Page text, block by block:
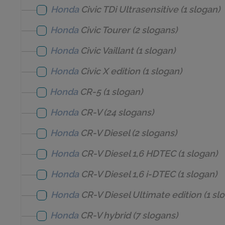
Honda Civic TDi Ultrasensitive(1 slogan)
Honda Civic Tourer(2 slogans)
Honda Civic Vaillant(1 slogan)
Honda Civic X edition (1 slogan)
Honda CR-5(1 slogan)
Honda CR-V(24 slogans)
Honda CR-V Diesel(2 slogans)
Honda CR-V Diesel 1,6 HDTEC(1 slogan)
Honda CR-V Diesel 1,6 i-DTEC(1 slogan)
Honda CR-V Diesel Ultimate edition(1
Honda CR-V hybrid(7 slogans)